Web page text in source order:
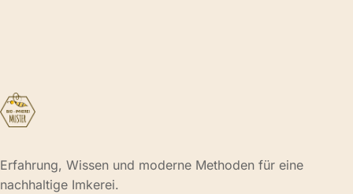
Erfahrung, Wissen und moderne Methoden für eine
nachhaltige Imkerei.